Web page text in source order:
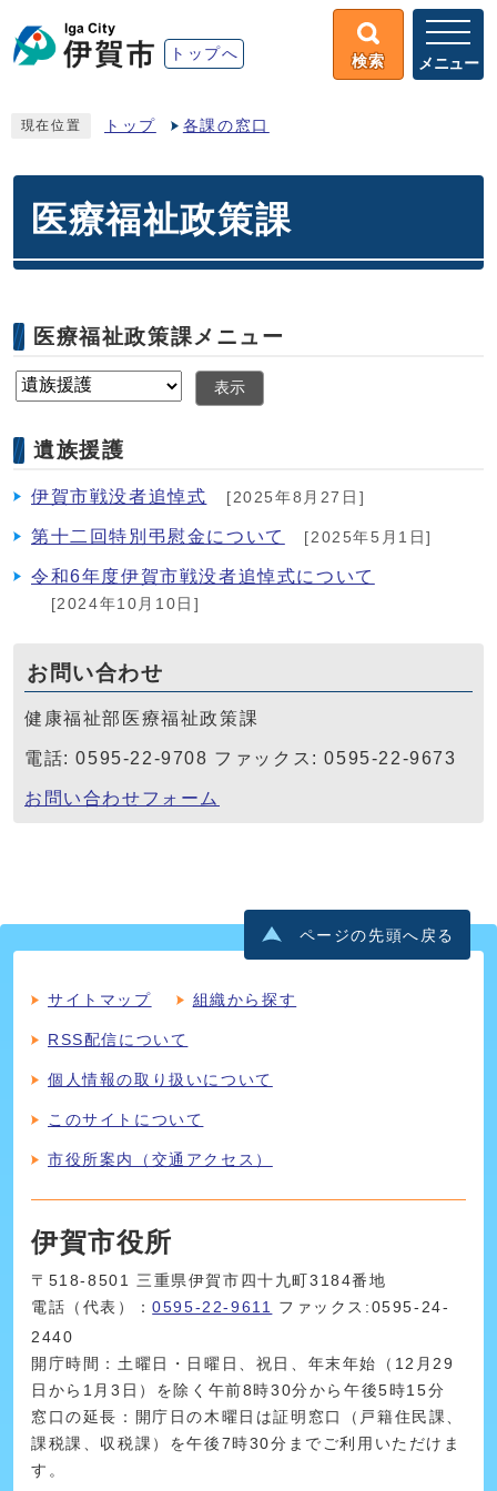
トップへ 検索 メニュー
現在位置 トップ 各課の窓口
医療福祉政策課
医療福祉政策課メニュー
表示
遺族援護
伊賀市戦没者追悼式 [2025年8月27日]
第十二回特別弔慰金について [2025年5月1日]
令和6年度伊賀市戦没者追悼式について
[2024年10月10日]
お問い合わせ
健康福祉部医療福祉政策課
電話: 0595-22-9708 ファックス: 0595-22-9673
お問い合わせフォーム
ページの先頭へ戻る
サイトマップ 組織から探す
RSS配信について
個人情報の取り扱いについて
このサイトについて
市役所案内（交通アクセス）
伊賀市役所
〒518-8501 三重県伊賀市四十九町3184番地
電話（代表）：0595-22-9611
ファックス:0595-24-
2440
開庁時間：土曜日・日曜日、祝日、年末年始（12月29
日から1月3日）を除く午前8時30分から午後5時15分
窓口の延長：開庁日の木曜日は証明窓口（戸籍住民課、
課税課、収税課）を午後7時30分までご利用いただけま
す。